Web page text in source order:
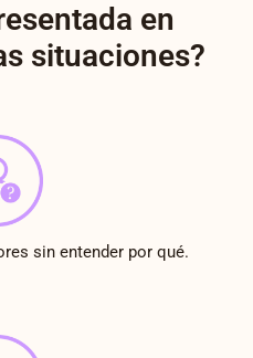
en
situaciones?
sin entender por qué.